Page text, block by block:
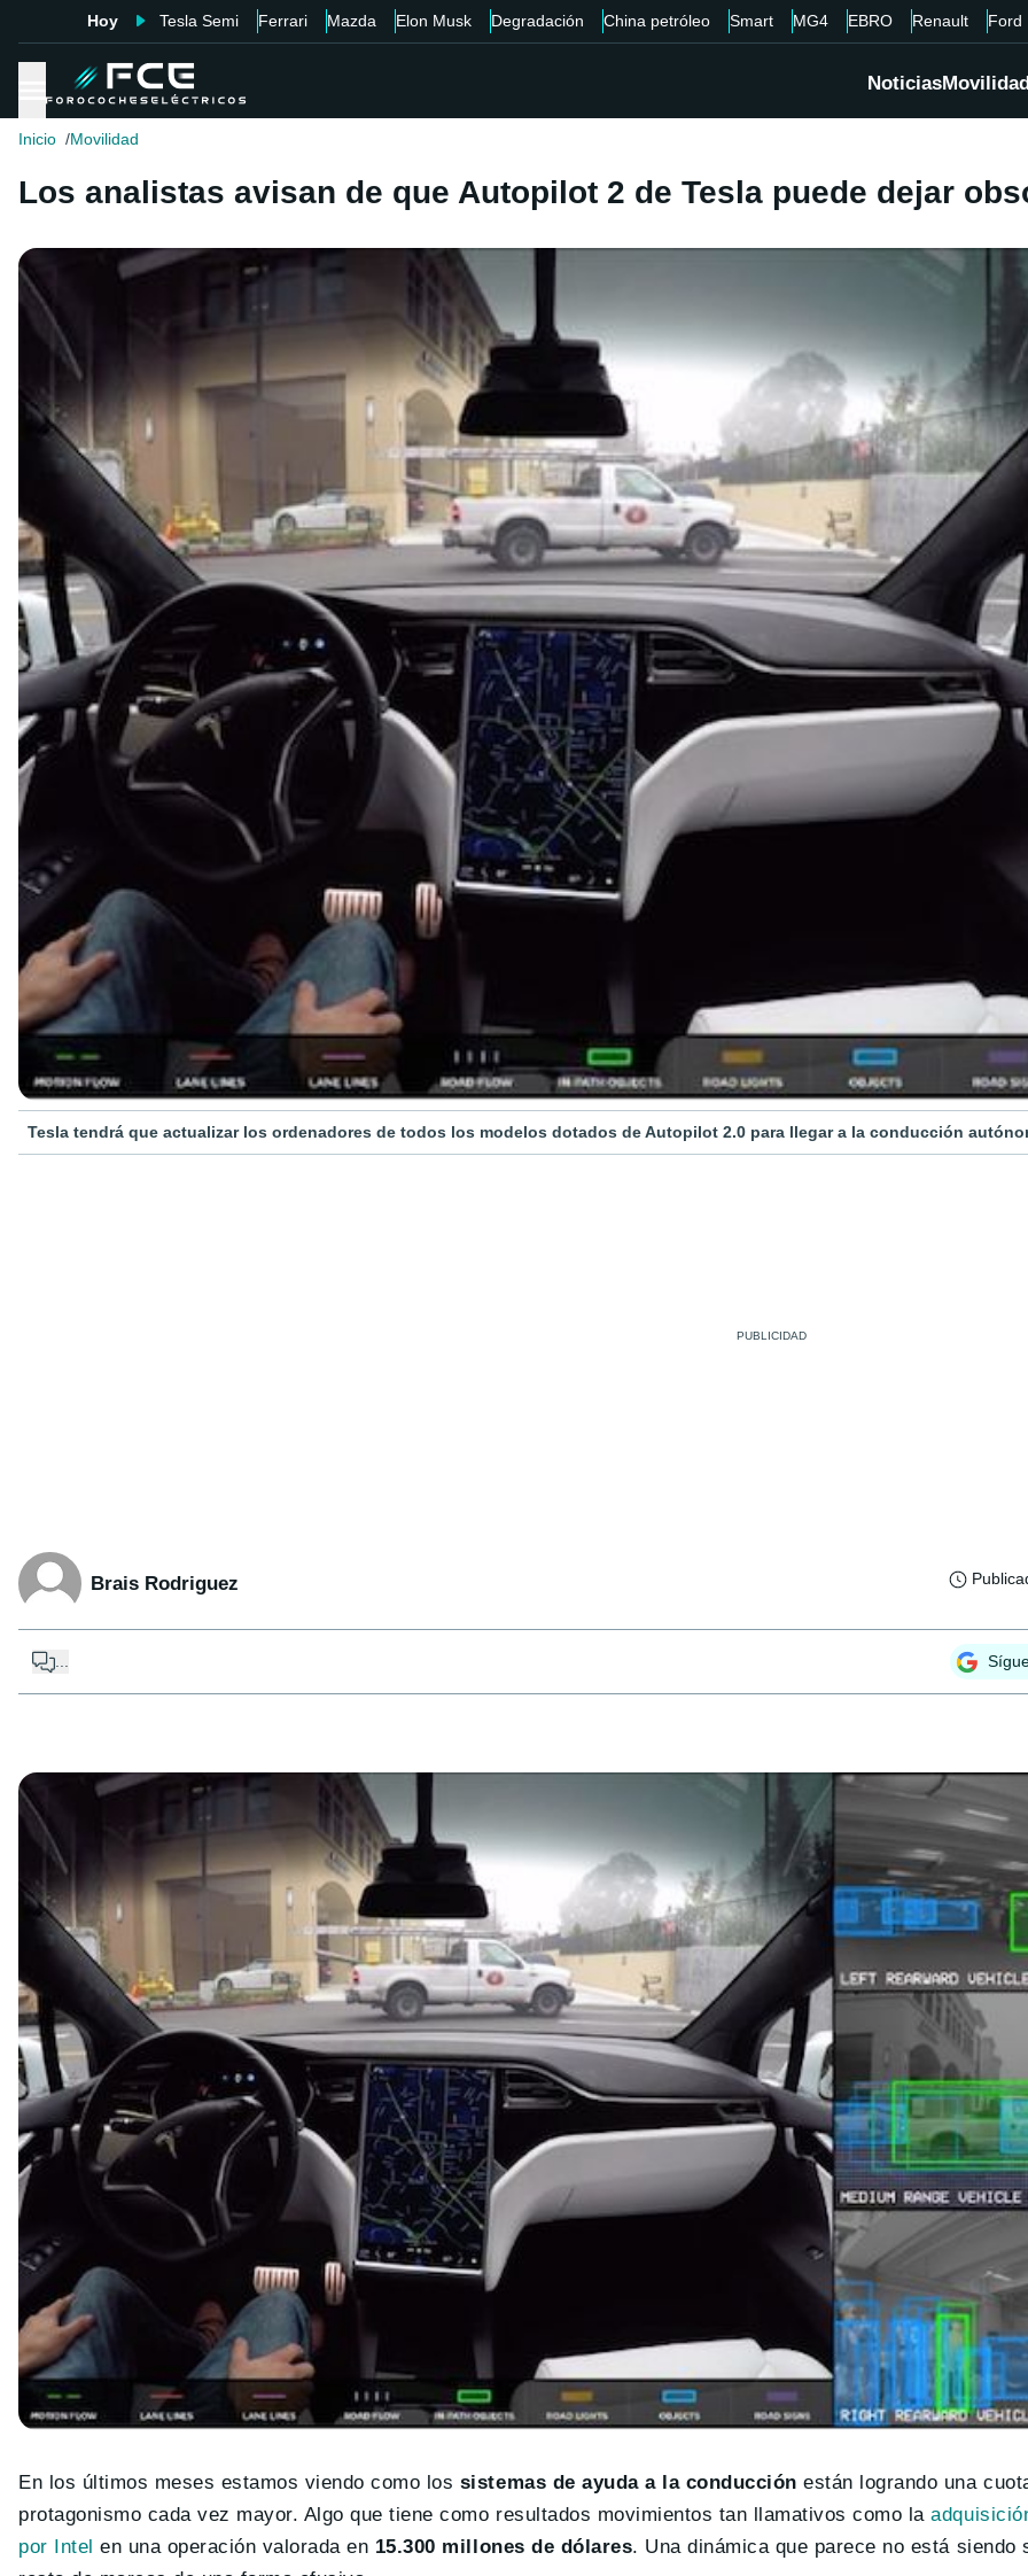
Hoy Tesla Semi Ferrari Mazda Elon Musk Degradación China petróleo Smart MG4 EBRO Renault Ford
Noticias
Inicio Movilidad
Los analistas avisan de que Autopilot 2 de Tesla puede dejar
Tesla tendrá que actualizar los ordenadores de todos los modelos dotados de Autopilot 2.0 para llegar a la conducción
Brais Rodriguez
...
En los últimos meses estamos viendo como los sistemas de ayuda a la conducción están logrando una
protagonismo cada vez mayor. Algo que tiene como resultados movimientos tan llamativos como la
por Intelen una operación valorada en 15.300 millones de dólares. Una dinámica que parece no está siendo